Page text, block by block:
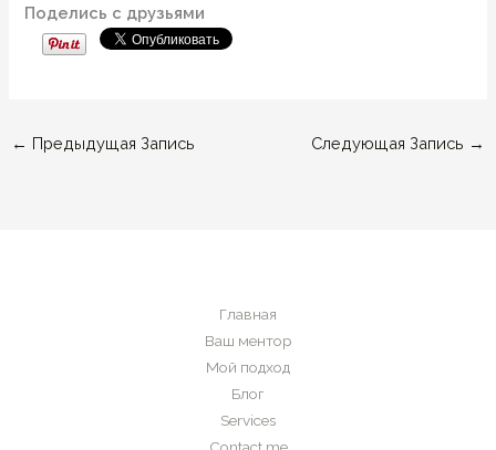
Поделись с друзьями
← Предыдущая Запись Следующая Запись →
Главная
Ваш ментор
Мой подход
Блог
Services